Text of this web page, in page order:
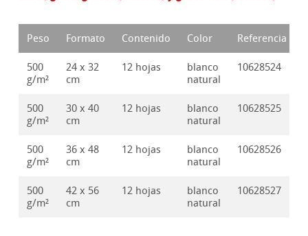
Peso Formato Contenido Color Referencia
500
g/m²
24 x 32
cm
12 hojas
blanco
natural
10628524
500
g/m²
30 x 40
cm
12 hojas
blanco
natural
10628525
500
g/m²
36 x 48
cm
12 hojas
blanco
natural
10628526
500
g/m²
42 x 56
cm
12 hojas
blanco
natural
10628527